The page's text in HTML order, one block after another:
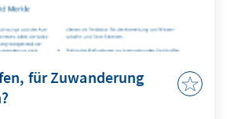
für Zuwanderung